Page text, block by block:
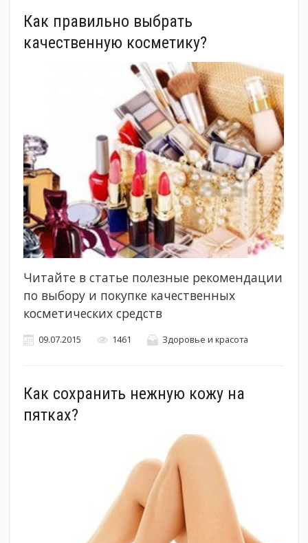
Как правильно выбрать
качественную косметику?
Читайте в статье полезные рекомендации
по выбору и покупке качественных
косметических средств
09.07.2015 1461 Здоровье и красота
Как сохранить нежную кожу на
пятках?